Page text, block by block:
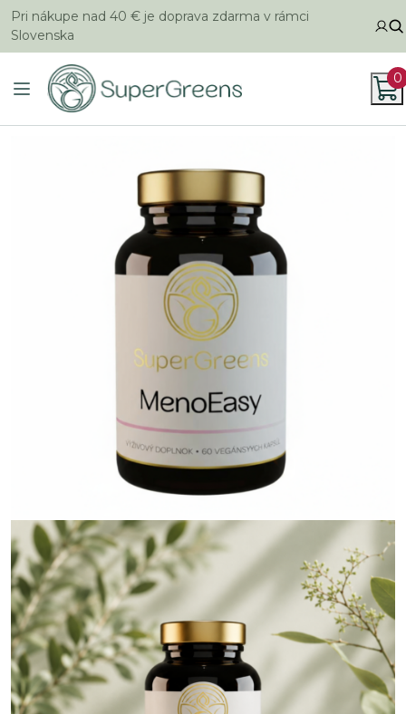
Pri nákupe nad 40 € je doprava zdarma v rámci
Slovenska
0